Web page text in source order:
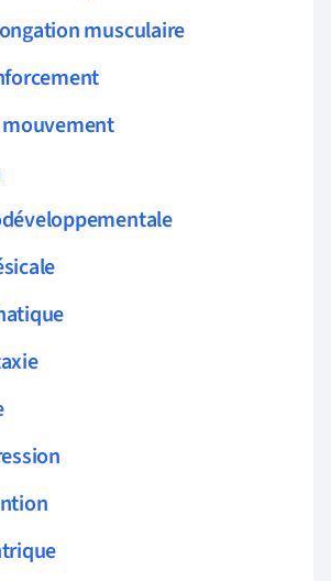
musculaire